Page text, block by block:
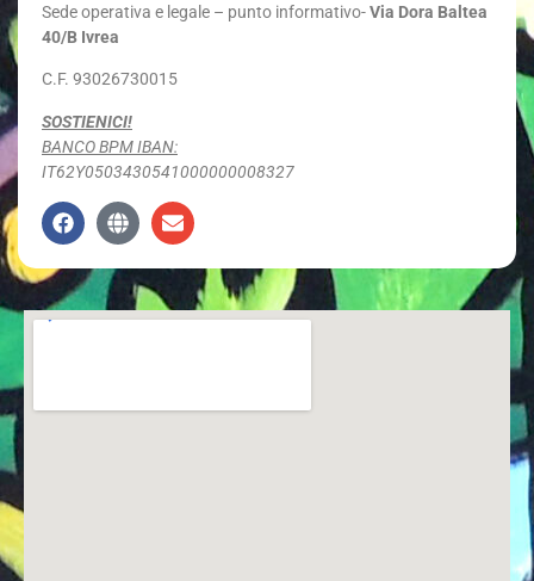
Sedeoperativa e legale – punto informativo-Via Dora Baltea
40/B Ivrea
C.F. 93026730015
SOSTIENICI!
BANCO BPM IBAN:
IT62Y0503430541000000008327